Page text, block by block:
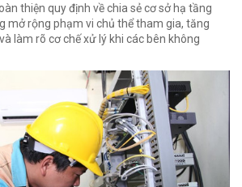
thiện quy định về chia sẻ cơ sở hạ tầng
mở rộng phạm vi chủ thể tham gia, tăng
làm rõ cơ chế xử lý khi các bên không